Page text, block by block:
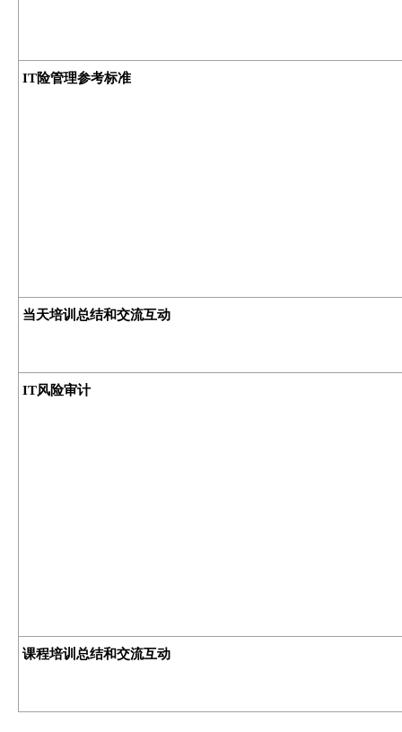
IT险管理参考标准
当天培训总结和交流互动
IT风险审计
课程培训总结和交流互动